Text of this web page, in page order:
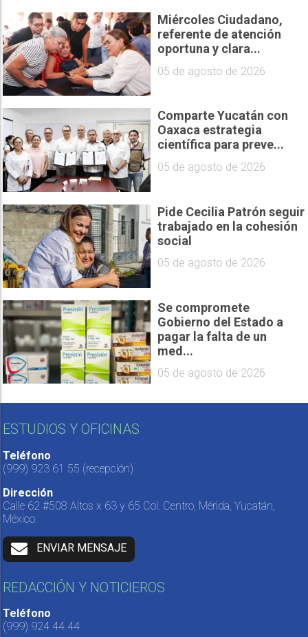
Miércoles Ciudadano,
referente de atención
oportuna y clara...
05 de agosto de 2026
Comparte Yucatán con
Oaxaca estrategia
científica para preve...
05 de agosto de 2026
Pide Cecilia Patrón seguir
trabajado en la cohesión
social
05 de agosto de 2026
Se compromete
Gobierno del Estado a
pagar la falta de un
med...
05 de agosto de 2026
ESTUDIOS Y OFICINAS
Teléfono
(999) 923 61 55 (recepción)
Dirección
Calle 62 #508 Altos x 63 y 65 Col. Centro, Mérida, Yucatán,
México.
ENVIAR MENSAJE
REDACCIÓN Y NOTICIEROS
Teléfono
(999) 924 44 44